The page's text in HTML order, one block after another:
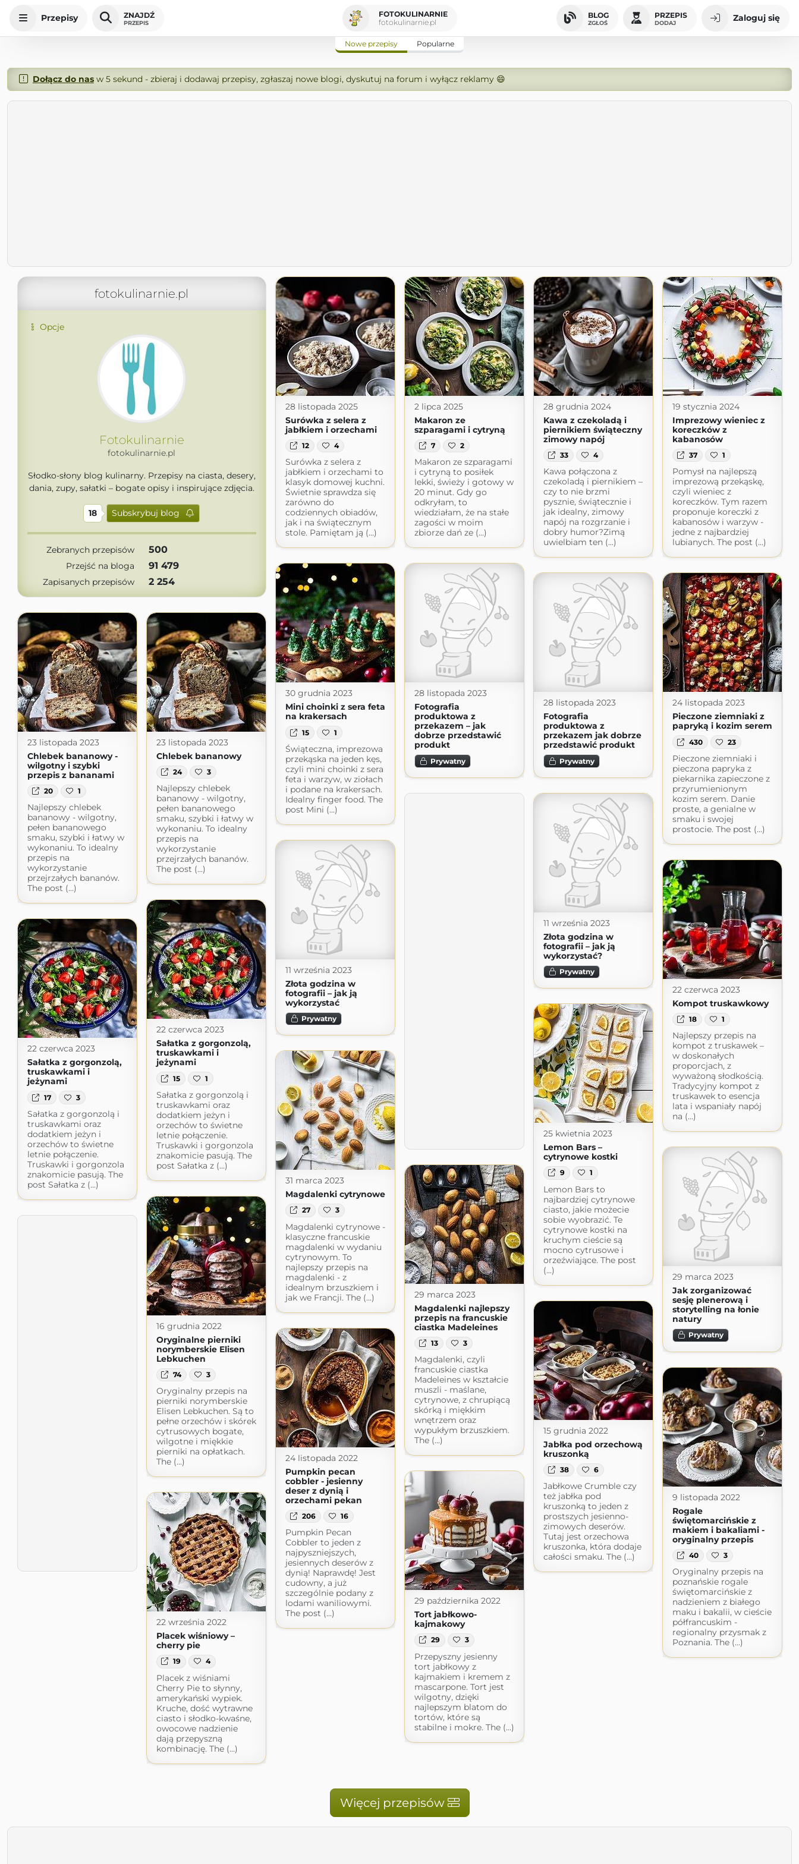
Przepisy ZNAJDŹ
PRZEPIS
FOTOKULINARNIE
fotokulinarnie.pl
BLOG
ZGŁOŚ
PRZEPIS
DODAJ Zaloguj się
Nowe przepisy Popularne
Dołącz do nasw 5 sekund - zbieraj i dodawaj przepisy, zgłaszaj nowe blogi, dyskutuj na forum i wyłącz reklamy 😄
fotokulinarnie.pl
Opcje
Fotokulinarnie
fotokulinarnie.pl
Słodko-słony blog kulinarny. Przepisy na ciasta, desery,
dania, zupy, sałatki – bogate opisy i inspirujące zdjęcia.
18 Subskrybuj blog
Zebranych przepisów 500
Przejść na bloga 91 479
Zapisanych przepisów 2 254
28 listopada 2025
Surówka z selera z
jabłkiem i orzechami
12 4
Surówka z selera z
jabłkiem i orzechami to
klasyk domowej kuchni.
Świetnie sprawdza się
zarówno do
codziennych obiadów,
jak i na świątecznym
stole. Pamiętam ją (...)
2 lipca 2025
Makaron ze
szparagami i cytryną
7 2
Makaron ze szparagami
i cytryną to posiłek
lekki, świeży i gotowy w
20 minut. Gdy go
odkryłam, to
wiedziałam, że na stałe
zagości w moim
zbiorze dań ze (...)
28 grudnia 2024
Kawa z czekoladą i
piernikiem świąteczny
zimowy napój
33 4
Kawa połączona z
czekoladą i piernikiem –
czy to nie brzmi
pysznie, świątecznie i
jak idealny, zimowy
napój na rozgrzanie i
dobry humor?Zimą
uwielbiam ten (...)
19 stycznia 2024
Imprezowy wieniec z
koreczków z
kabanosów
37 1
Pomysł na najlepszą
imprezową przekąskę,
czyli wieniec z
koreczków. Tym razem
proponuje koreczki z
kabanosów i warzyw -
jedne z najbardziej
lubianych. The post (...)
30 grudnia 2023
Mini choinki z sera feta
na krakersach
15 1
Świąteczna, imprezowa
przekąska na jeden kęs,
czyli mini choinki z sera
feta i warzyw, w ziołach
i podane na krakersach.
Idealny finger food. The
post Mini (...)
28 listopada 2023
Fotografia
produktowa z
przekazem – jak
dobrze przedstawić
produkt
Prywatny
28 listopada 2023
Fotografia
produktowa z
przekazem jak dobrze
przedstawić produkt
Prywatny
24 listopada 2023
Pieczone ziemniaki z
papryką i kozim serem
430 23
Pieczone ziemniaki i
pieczona papryka z
piekarnika zapieczone z
przyrumienionym
kozim serem. Danie
proste, a genialne w
smaku i swojej
prostocie. The post (...)
23 listopada 2023
Chlebek bananowy -
wilgotny i szybki
przepis z bananami
20 1
Najlepszy chlebek
bananowy - wilgotny,
pełen bananowego
smaku, szybki i łatwy w
wykonaniu. To idealny
przepis na
wykorzystanie
przejrzałych bananów.
The post (...)
23 listopada 2023
Chlebek bananowy
24 3
Najlepszy chlebek
bananowy - wilgotny,
pełen bananowego
smaku, szybki i łatwy w
wykonaniu. To idealny
przepis na
wykorzystanie
przejrzałych bananów.
The post (...)
11 września 2023
Złota godzina w
fotografii – jak ją
wykorzystać?
Prywatny
11 września 2023
Złota godzina w
fotografii – jak ją
wykorzystać
Prywatny
22 czerwca 2023
Kompot truskawkowy
18 1
Najlepszy przepis na
kompot z truskawek –
w doskonałych
proporcjach, z
wyważoną słodkością.
Tradycyjny kompot z
truskawek to esencja
lata i wspaniały napój
na (...)
22 czerwca 2023
Sałatka z gorgonzolą,
truskawkami i
jeżynami
15 1
Sałatka z gorgonzolą i
truskawkami oraz
dodatkiem jeżyn i
orzechów to świetne
letnie połączenie.
Truskawki i gorgonzola
znakomicie pasują. The
post Sałatka z (...)
22 czerwca 2023
Sałatka z gorgonzolą,
truskawkami i
jeżynami
17 3
Sałatka z gorgonzolą i
truskawkami oraz
dodatkiem jeżyn i
orzechów to świetne
letnie połączenie.
Truskawki i gorgonzola
znakomicie pasują. The
post Sałatka z (...)
25 kwietnia 2023
Lemon Bars –
cytrynowe kostki
9 1
Lemon Bars to
najbardziej cytrynowe
ciasto, jakie możecie
sobie wyobrazić. Te
cytrynowe kostki na
kruchym cieście są
mocno cytrusowe i
orzeźwiające. The post
(...)
31 marca 2023
Magdalenki cytrynowe
27 3
Magdalenki cytrynowe -
klasyczne francuskie
magdalenki w wydaniu
cytrynowym. To
najlepszy przepis na
magdalenki - z
idealnym brzuszkiem i
jak we Francji. The (...)
29 marca 2023
Jak zorganizować
sesję plenerową i
storytelling na łonie
natury
Prywatny
29 marca 2023
Magdalenki najlepszy
przepis na francuskie
ciastka Madeleines
13 3
Magdalenki, czyli
francuskie ciastka
Madeleines w kształcie
muszli - maślane,
cytrynowe, z chrupiącą
skórką i miękkim
wnętrzem oraz
wypukłym brzuszkiem.
The (...)
16 grudnia 2022
Oryginalne pierniki
norymberskie Elisen
Lebkuchen
74 3
Oryginalny przepis na
pierniki norymberskie
Elisen Lebkuchen. Są to
pełne orzechów i skórek
cytrusowych bogate,
wilgotne i miękkie
pierniki na opłatkach.
The (...)
15 grudnia 2022
Jabłka pod orzechową
kruszonką
38 6
Jabłkowe Crumble czy
też jabłka pod
kruszonką to jeden z
prostszych jesienno-
zimowych deserów.
Tutaj jest orzechowa
kruszonka, która dodaje
całości smaku. The (...)
24 listopada 2022
Pumpkin pecan
cobbler - jesienny
deser z dynią i
orzechami pekan
206 16
Pumpkin Pecan
Cobbler to jeden z
najpyszniejszych,
jesiennych deserów z
dynią! Naprawdę! Jest
cudowny, a już
szczególnie podany z
lodami waniliowymi.
The post (...)
9 listopada 2022
Rogale
świętomarcińskie z
makiem i bakaliami -
oryginalny przepis
40 3
Oryginalny przepis na
poznańskie rogale
świętomarcińskie z
nadzieniem z białego
maku i bakalii, w cieście
półfrancuskim -
regionalny przysmak z
Poznania. The (...)
29 października 2022
Tort jabłkowo-
kajmakowy
29 3
Przepyszny jesienny
tort jabłkowy z
kajmakiem i kremem z
mascarpone. Tort jest
wilgotny, dzięki
najlepszym blatom do
tortów, które są
stabilne i mokre. The (...)
22 września 2022
Placek wiśniowy –
cherry pie
19 4
Placek z wiśniami
Cherry Pie to słynny,
amerykański wypiek.
Kruche, dość wytrawne
ciasto i słodko-kwaśne,
owocowe nadzienie
dają przepyszną
kombinację. The (...)
Więcej przepisów